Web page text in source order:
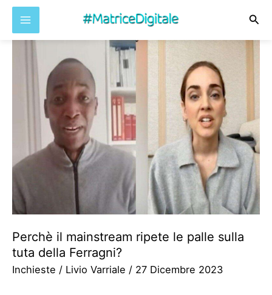
contenuto
Perchè il mainstream ripete le palle sulla
tuta della Ferragni?
Inchieste / Livio Varriale / 27 Dicembre 2023